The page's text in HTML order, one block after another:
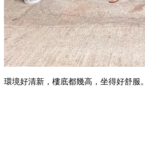
環境好清新，樓底都幾高，坐得好舒服。